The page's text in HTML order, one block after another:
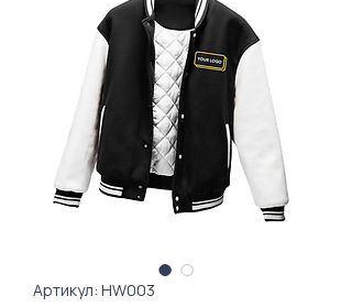
Артикул: HW003